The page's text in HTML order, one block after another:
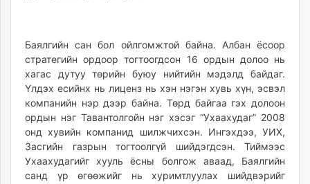
unegui.mn
assa.mn
toim.mn
tac.mn
paparazzi.mn
unread.today
Баялгийн сан бол ойлгомжтой байна. Албан ёсоор
стратегийн ордоор тогтоогдсон 16 ордын долоо нь
хагас дутуу төрийн буюу нийтийн мэдэлд байдаг.
Үлдэх есийнх нь лиценз нь хэн нэгэн хувь хүн, эсвэл
компанийн нэр дээр байна. Төрд байгаа гэх долоон
ордын нэг Тавантолгойн нэг хэсэг “Ухаахудаг” 2008
онд хувийн компанид шилжчихсэн. Ингэхдээ, УИХ,
Засгийн газрын тогтоолгүй шийдэгдсэн. Тиймээс
Ухаахудагийг хууль ёсны болгож аваад, Баялгийн
санд үр өгөөжийг нь хуримтлуулах шийдвэрийг